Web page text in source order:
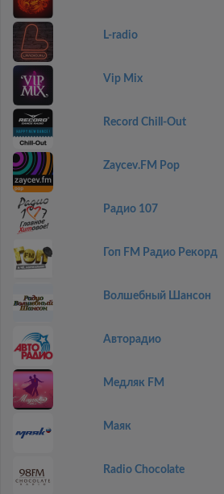
L-radio
Vip Mix
Record Chill-Out
Zaycev.FM Pop
Радио 107
Гоп FM Радио Рекорд
Волшебный Шансон
Авторадио
Медляк FM
Маяк
Radio Chocolate